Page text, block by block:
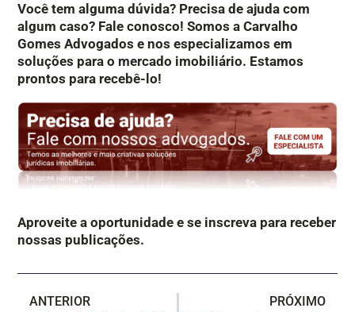
Você tem alguma dúvida? Precisa de ajuda com
algum caso? Fale conosco! Somos a Carvalho
Gomes Advogados e nos especializamos em
soluções para o mercado imobiliário. Estamos
prontos para recebê-lo!
Aproveite a oportunidade e se inscreva para receber
nossas publicações.
ANTERIOR PRÓXIMO